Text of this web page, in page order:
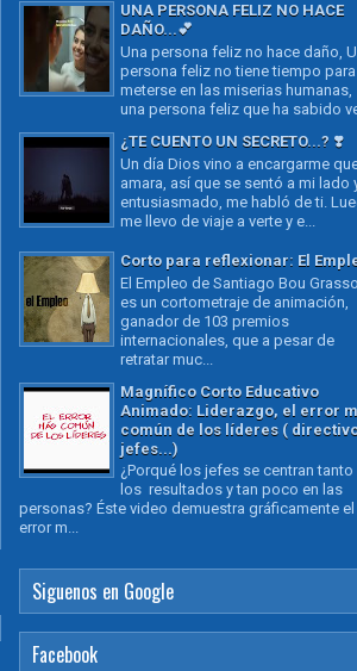
UNA PERSONA FELIZ NO HACE
DAÑO...💕
Una persona feliz no hace daño,
persona feliz no tiene tiempo para
meterse en las miserias humanas,
una persona feliz que ha sabido
¿TE CUENTO UN SECRETO...? ❣️
Un día Dios vino a encargarme
amara, así que se sentó a mi lado
entusiasmado, me habló de ti.
me llevo de viaje a verte y e...
Corto para reflexionar: El
El Empleo de Santiago Bou Grasso
es un cortometraje de animación,
ganador de 103 premios
internacionales, que a pesar de
retratar muc...
Magnífico Corto Educativo
Animado: Liderazgo, el error
común de los líderes (
jefes...)
¿Porqué los jefes se centran tanto
los resultados y tan poco en las
personas? Éste video demuestra gráficamente el
error m...
Siguenos en Google
Facebook